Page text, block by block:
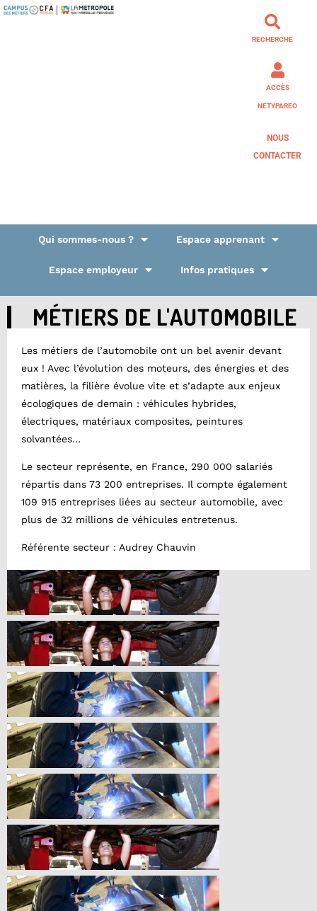
RECHERCHE
ACCÈS
NETYPAREO
NOUS
CONTACTER
Qui sommes-nous ? Espace apprenant
Espace employeur Infos pratiques
MÉTIERS DE L'AUTOMOBILE
Les métiers de l’automobile ont un bel avenir devant
eux ! Avec l’évolution des moteurs, des énergies et des
matières, la filière évolue vite et s’adapte aux enjeux
écologiques de demain : véhicules hybrides,
électriques, matériaux composites, peintures
solvantées…
Le secteur représente, en France, 290 000 salariés
répartis dans 73 200 entreprises. Il compte également
109 915 entreprises liées au secteur automobile, avec
plus de 32 millions de véhicules entretenus.
Référente secteur : Audrey Chauvin